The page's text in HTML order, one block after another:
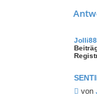
Jolli88
Bvon